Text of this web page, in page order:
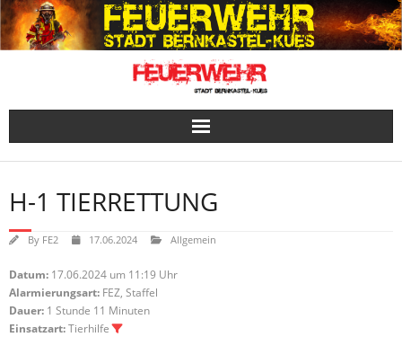
Skip
to
content
H-1 TIERRETTUNG
By FE2 17.06.2024 Allgemein
Datum: 17.06.2024 um 11:19 Uhr
Alarmierungsart: FEZ, Staffel
Dauer: 1 Stunde 11 Minuten
Einsatzart:Tierhilfe